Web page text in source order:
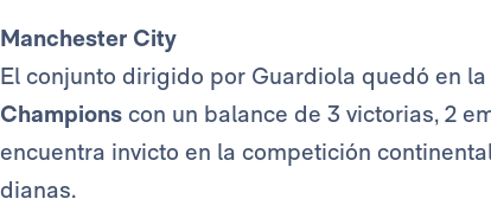
Manchester City
El conjunto dirigido por Guardiola quedó en
Champions con un balance de 3 victorias, 2
encuentra invicto en la competición
dianas.